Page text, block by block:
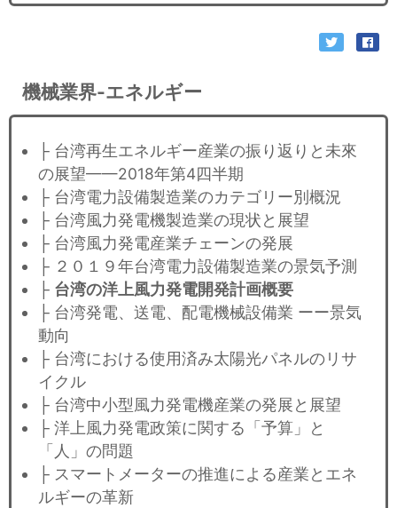
機械業界-エネルギー
├ 台湾再生エネルギー産業の振り返りと未來
の展望——2018年第4四半期
├ 台湾電力設備製造業のカテゴリー別概況
├ 台湾風力発電機製造業の現状と展望
├ 台湾風力発電産業チェーンの発展
├ ２０１９年台湾電力設備製造業の景気予測
├ 台湾の洋上風力発電開発計画概要
├ 台湾発電、送電、配電機械設備業 ーー景気
動向
├ 台湾における使用済み太陽光パネルのリサ
イクル
├ 台湾中小型風力発電機産業の発展と展望
├ 洋上風力発電政策に関する「予算」と
「人」の問題
├ スマートメーターの推進による産業とエネ
ルギーの革新